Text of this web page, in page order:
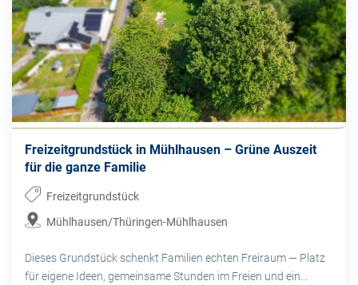
Freizeitgrundstück in Mühlhausen – Grüne Auszeit
für die ganze Familie
Freizeitgrundstück
Mühlhausen/Thüringen-Mühlhausen
Dieses Grundstück schenkt Familien echten Freiraum — Platz
für eigene Ideen, gemeinsame Stunden im Freien und ein...